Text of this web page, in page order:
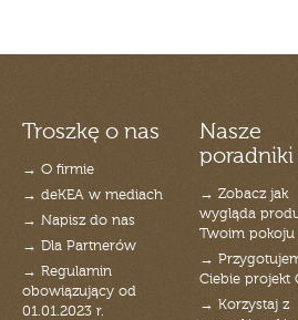
Troszkę o nas
→ O firmie
→ deKEA w mediach
→ Napisz do nas
→ Dla Partnerów
→ Regulamin
obowiązujący od
01.01.2023 r.
Nasze
poradniki
→ Zobacz jak
wygląda
Twoim pokoju
→
Ciebie projekt
→ Korzystaj z